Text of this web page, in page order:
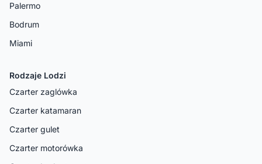
Palermo
Bodrum
Miami
Rodzaje Lodzi
Czarter zaglówka
Czarter katamaran
Czarter gulet
Czarter motorówka